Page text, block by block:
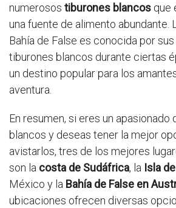
numerosos tiburones blancos que
una fuente de alimento abundante.
Bahía de False es conocida por
tiburones blancos durante ciertas
un destino popular para los
aventura.
En resumen, si eres un apasionado
blancos y deseas tener la mejor
avistarlos, tres de los mejores
son la costa de Sudáfrica, la Isla
México y la Bahía de False en
ubicaciones ofrecen diversas